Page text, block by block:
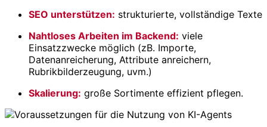
SEO unterstützen: strukturierte, vollständige Texte
Nahtloses Arbeiten im Backend: viele
Einsatzzwecke möglich (zB. Importe,
Datenanreicherung, Attribute anreichern,
Rubrikbilderzeugung, uvm.)
Skalierung: große Sortimente effizient pflegen.